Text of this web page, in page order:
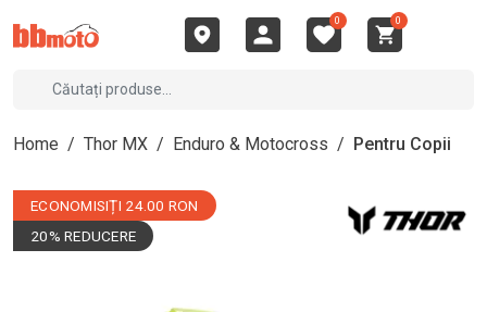
0 0
Home / Thor MX / Enduro & Motocross / Pentru Copii
ECONOMISIȚI 24.00 RON
20% REDUCERE